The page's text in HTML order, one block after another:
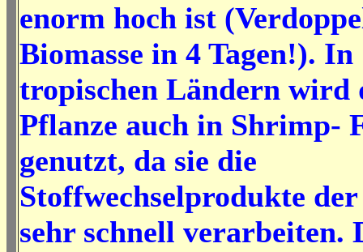
enorm hoch ist
Biomasse in 4 Tagen!). In
tropischen Ländern wird
Pflanze auch in Shrimp-
genutzt, da sie die
Stoffwechselprodukte
sehr schnell verarbeiten.